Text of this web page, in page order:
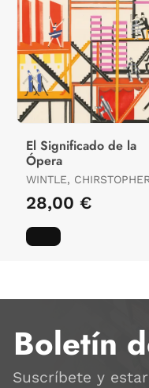
El Significado de la
Ópera
WINTLE, CHIRSTOPHER
28,00 €
Boletín
Suscríbete y